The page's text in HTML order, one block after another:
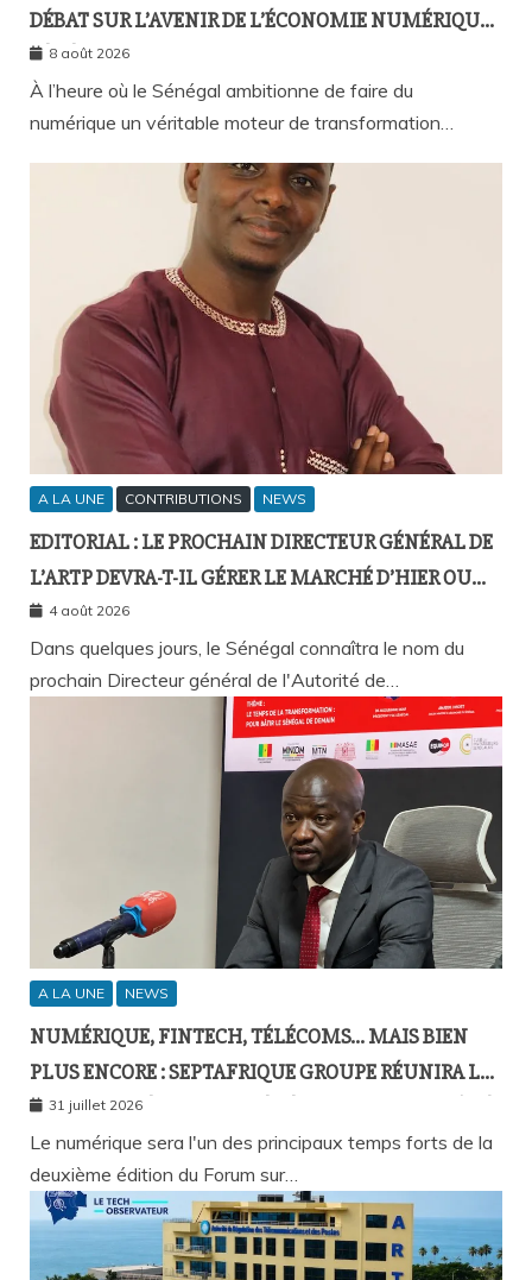
DÉBAT SUR L’AVENIR DE L’ÉCONOMIE NUMÉRIQUE
SÉNÉGALAISE
8 août 2026
À l’heure où le Sénégal ambitionne de faire du
numérique un véritable moteur de transformation…
A LA UNE CONTRIBUTIONS NEWS
EDITORIAL : LE PROCHAIN DIRECTEUR GÉNÉRAL DE
L’ARTP DEVRA-T-IL GÉRER LE MARCHÉ D’HIER OU
CELUI DE DEMAIN ?
4 août 2026
Dans quelques jours, le Sénégal connaîtra le nom du
prochain Directeur général de l'Autorité de…
A LA UNE NEWS
NUMÉRIQUE, FINTECH, TÉLÉCOMS… MAIS BIEN
PLUS ENCORE : SEPTAFRIQUE GROUPE RÉUNIRA LE
GOTHA DE L’ÉCONOMIE SÉNÉGALAISE LE 10 AOÛT À
DAKAR
31 juillet 2026
Le numérique sera l'un des principaux temps forts de la
deuxième édition du Forum sur…